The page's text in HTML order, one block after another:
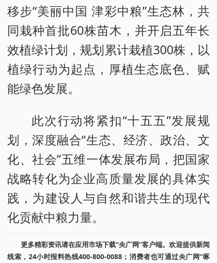
移步“美丽中国 津彩中粮”生态林，共
同栽种首批60株苗木，并开启五年长
效植绿计划，规划累计栽植300株，以
植绿行动为起点，厚植生态底色、赋
能绿色发展。
此次行动将紧扣“十五五”发展规
划，深度融合“生态、经济、政治、文
化、社会”五维一体发展布局，把国家
战略转化为企业高质量发展的具体实
践，为建设人与自然和谐共生的现代
化贡献中粮力量。
更多精彩资讯请在应用市场下载“央广网”客户端。欢迎提供新闻
线索，24小时报料热线400-800-0088；消费者也可通过央广网“啄